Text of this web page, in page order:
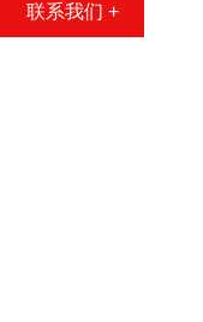
联系我们 +